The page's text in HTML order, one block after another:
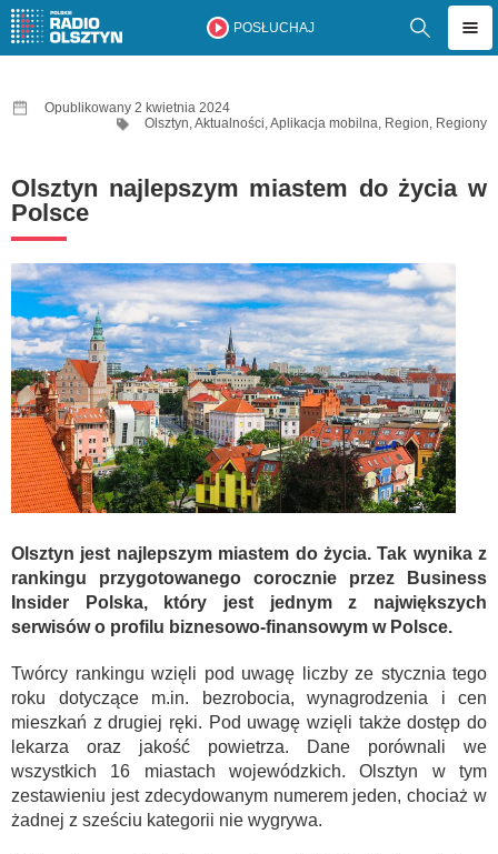
POSŁUCHAJ
Opublikowany 2 kwietnia 2024
Olsztyn,Aktualności,Aplikacja mobilna, Region, Regiony
Olsztyn najlepszym miastem do życia w
Polsce
Olsztyn jest najlepszym miastem do życia. Tak wynika z
rankingu przygotowanego corocznie przez Business
Insider Polska, który jest jednym z największych
serwisów o profilu biznesowo-finansowym w Polsce.
Twórcy rankingu wzięli pod uwagę liczby ze stycznia tego
roku dotyczące m.in. bezrobocia, wynagrodzenia i cen
mieszkań z drugiej ręki. Pod uwagę wzięli także dostęp do
lekarza oraz jakość powietrza. Dane porównali we
wszystkich 16 miastach wojewódzkich. Olsztyn w tym
zestawieniu jest zdecydowanym numerem jeden, chociaż w
żadnej z sześciu kategorii nie wygrywa.